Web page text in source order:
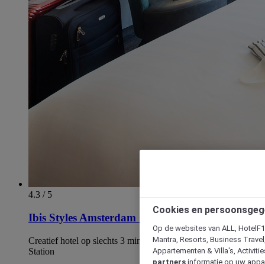
4.3 / 5
Ibis Styles Amsterdam Centraal Station
Creatief hotel op slechts 3 min. van Amsterdam Centraal
Station
Cookies en
Op de websites van ALL,
Mantra, Resorts, Business
Appartementen & Villa's,
partners informatie op uw